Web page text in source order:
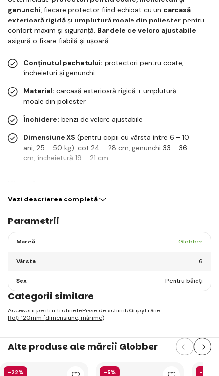
genunchi, fiecare protector fiind echipat cu un carcasă
exterioară rigidă și umplutură moale din poliester pentru
confort maxim și siguranță. Bandele de velcro ajustabile
asigură o fixare fiabilă și ușoară.
Conținutul pachetului: protectori pentru coate,
încheieturi și genunchi
Material: carcasă exterioară rigidă + umplutură
moale din poliester
Închidere: benzi de velcro ajustabile
Dimensiune XS (pentru copii cu vârsta între 6 – 10
ani, 25 – 50 kg): cot 24 – 28 cm, genunchi 33 – 36
cm, încheietură 19 – 21 cm
Vezi descrierea completă
Parametrii
Marcă Globber
Vârsta 6
Sex Pentru băieți
Categorii similare
Accesorii pentru trotinetePiese de schimbGripyFrâne
Roți 120mm (dimensiune, mărime)
Alte produse ale mărcii Globber
-22% -5% -58%